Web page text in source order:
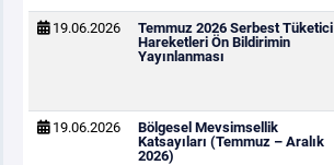
19.06.2026
Temmuz 2026 Serbest Tüketici
Hareketleri Ön Bildirimin
Yayınlanması
19.06.2026
Bölgesel Mevsimsellik
Katsayıları (Temmuz – Aralık
2026)